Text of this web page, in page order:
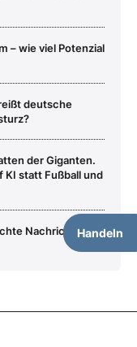
Handeln
– wie viel Potenzial
deutsche
der Giganten.
KI statt Fußball und
Nachrichten